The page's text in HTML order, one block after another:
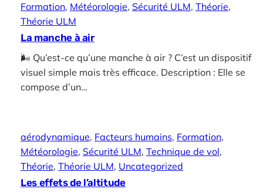
Formation, Météorologie, Sécurité ULM, Théorie
Théorie ULM
La manche à air
🌬️ Qu’est-ce qu’une manche à air ? C’est un dispositif
visuel simple mais très efficace. Description : Elle se
compose d’un…
aérodynamique, Facteurs humains, Formation
Météorologie, Sécurité ULM, Technique de vol
Théorie, Théorie ULM, Uncategorized
Les effets de l’altitude